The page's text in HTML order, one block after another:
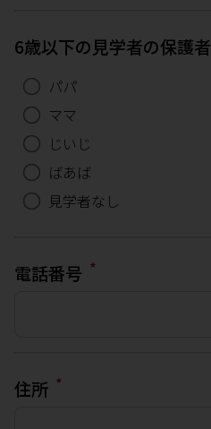
6歳以下の見学者の保護者
パパ
ママ
じいじ
ばあば
見学者なし
電話番号 *
住所 *